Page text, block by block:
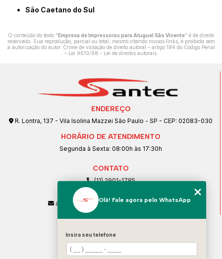
São Caetano do Sul
O conteúdo do texto "Empresa de Impressoras para Aluguel São Vicente" é de direito
reservado. Sua reprodução, parcial ou total, mesmo citando nossos links, é proibida sem
a autorização do autor. Crime de violação de direito autoral – artigo 184 do Código Penal
– Lei 9610/98 - Lei de direitos autorais.
ENDEREÇO
R. Lontra, 137 - Vila Isolina Mazzei São Paulo - SP - CEP: 02083-030
HORÁRIO DE ATENDIMENTO
Segunda à Sexta: 08:00h às 17:30h
CONTATO
(11) 2901-1785
(11) 99239-1832
atendimento@santeccopiadoras.com.br
Home
Empresa
Olá! Fale agora pelo WhatsApp
Insira seu telefone